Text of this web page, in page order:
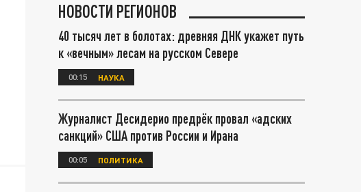
НОВОСТИ РЕГИОНОВ
40 тысяч лет в болотах: древняя ДНК укажет путь
к «вечным» лесам на русском Севере
00:15 НАУКА
Журналист Десидерио предрёк провал «адских
санкций» США против России и Ирана
00:05 ПОЛИТИКА